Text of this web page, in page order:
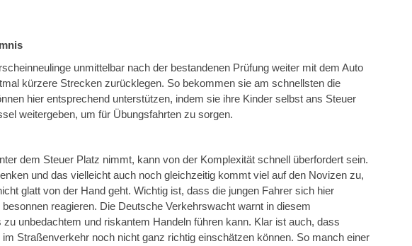
unmittelbar nach der bestandenen Prüfung weiter mit dem Auto
kürzere Strecken zurücklegen. So bekommen sie am schnellsten die
hier entsprechend unterstützen, indem sie ihre Kinder selbst ans Steuer
weitergeben, um für Übungsfahrten zu sorgen.
dem Steuer Platz nimmt, kann von der Komplexität schnell überfordert sein.
und das vielleicht auch noch gleichzeitig kommt viel auf den Novizen zu,
glatt von der Hand geht. Wichtig ist, dass die jungen Fahrer sich hier
reagieren. Die Deutsche Verkehrswacht warnt in diesem
unbedachtem und riskantem Handeln führen kann. Klar ist auch, dass
Straßenverkehr noch nicht ganz richtig einschätzen können. So manch einer